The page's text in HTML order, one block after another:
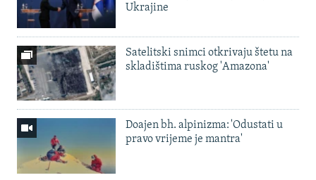
Ukrajine
Satelitski snimci otkrivaju štetu na
skladištima ruskog 'Amazona'
Doajen bh. alpinizma: 'Odustati u
pravo vrijeme je mantra'